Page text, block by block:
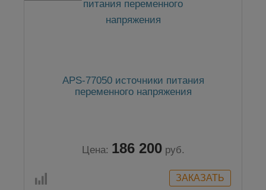
APS-77050 источники питания
переменного напряжения
Цена: 186 200 руб.